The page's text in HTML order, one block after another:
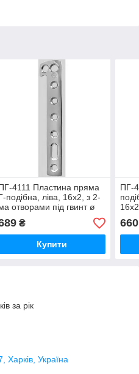
4111 Пластина пряма
подібна, ліва, 16х2, з 2-
отворами під гвинт ø
6,5
₴
Купити
ПГ-
16х2
660
за рік
Харків, Україна